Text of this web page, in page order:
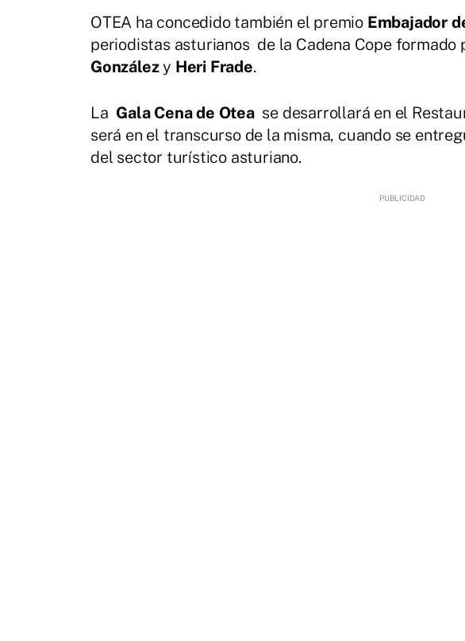
OTEA ha concedido también el premio Embajador
periodistas asturianos de la Cadena Cope formado
Gonzálezy Heri Frade.
La Gala Cena de Otease desarrollará en el
será en el transcurso de la misma, cuando se
del sector turístico asturiano.